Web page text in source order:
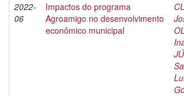
2022-
06
Impactos do programa
Agroamigo no desenvolvimento
econômico municipal